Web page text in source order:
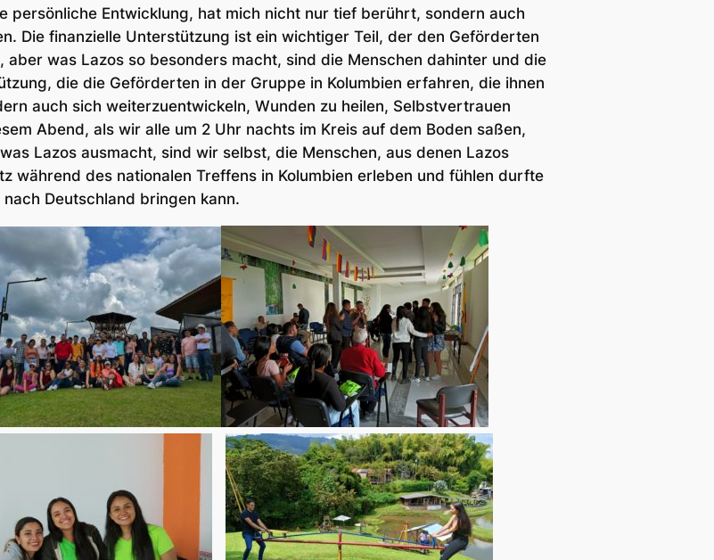
persönliche Entwicklung, hat mich nicht nur tief berührt, sondern auch
Die finanzielle Unterstützung ist ein wichtiger Teil, der den Geförderten
was Lazos so besonders macht, sind die Menschen dahinter und die
die die Geförderten in der Gruppe in Kolumbien erfahren, die ihnen
auch sich weiterzuentwickeln, Wunden zu heilen, Selbstvertrauen
Abend, als wir alle um 2 Uhr nachts im Kreis auf dem Boden saßen,
Lazos ausmacht, sind wir selbst, die Menschen, aus denen Lazos
während des nationalen Treffens in Kolumbien erleben und fühlen durfte
Deutschland bringen kann.